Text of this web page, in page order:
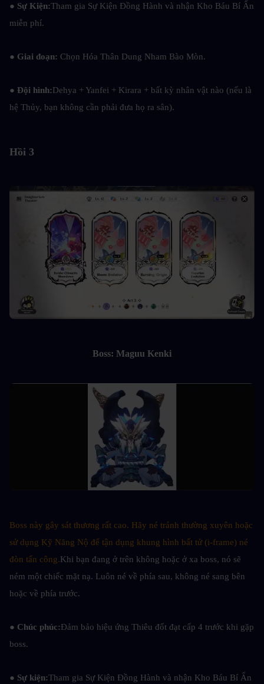
● Sự Kiện:Tham gia Sự Kiện Đồng Hành và nhận Kho Báu Bí Ẩn
miễn phí.
● Giai đoạn: Chọn Hóa Thân Dung Nham Bào Mòn.
● Đội hình:Dehya + Yanfei + Kirara + bất kỳ nhân vật nào (nếu là
hệ Thủy, bạn không cần phải đưa họ ra sân).
Hồi 3
Boss: Maguu Kenki
Boss này gây sát thương rất cao. Hãy né tránh thường xuyên hoặc
sử dụng Kỹ Năng Nộ để tận dụng khung hình bất tử (i-frame) né
đòn tấn công.Khi bạn đang ở trên không hoặc ở xa boss, nó sẽ
ném một chiếc mặt nạ. Luôn né về phía sau, không né sang bên
hoặc về phía trước.
● Chúc phúc:Đảm bảo hiệu ứng Thiêu đốt đạt cấp 4 trước khi gặp
boss.
● Sự kiện:Tham gia Sự Kiện Đồng Hành và nhận Kho Báu Bí Ẩn